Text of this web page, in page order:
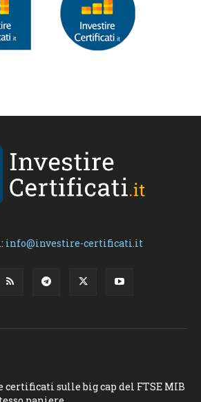
info@investire-certificati.it
certificati sulle big cap del FTSE MIB